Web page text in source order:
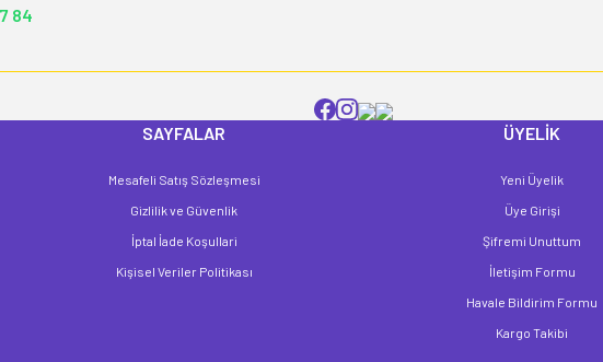
84
SAYFALAR
Mesafeli Satış Sözleşmesi
Gizlilik ve Güvenlik
İptal İade Koşullari
Kişisel Veriler Politikası
ÜYELİK
Yeni Üyelik
Üye Girişi
Şifremi Unuttum
İletişim Formu
Havale Bildirim Formu
Kargo Takibi